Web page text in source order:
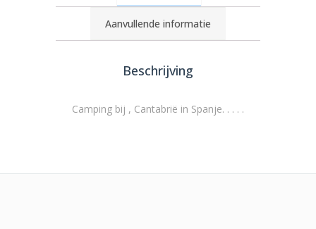
Aanvullende informatie
Beschrijving
Camping bij , Cantabrië in Spanje. . . . .